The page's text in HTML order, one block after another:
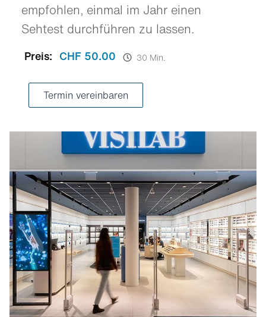
empfohlen, einmal im Jahr einen
Sehtest durchführen zu lassen.
Preis: CHF 50.00 30 Min.
Termin vereinbaren